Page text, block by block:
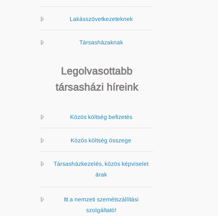
Lakásszövetkezeteknek
Társasházaknak
Legolvasottabb
társasházi híreink
Közös költség befizetés
Közös költség összege
Társasházkezelés, közös képviselet
árak
Itt a nemzeti szemétszállítási
szolgáltató!